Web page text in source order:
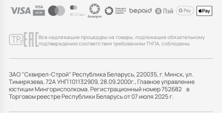
Все надлежащие процедуры на товары, подлежащие обязательному
подтверждению соответствия требованиям ТНПА, соблюдены
ЗАО "Сквирел-Строй" Республика Беларусь, 220035, г. Минск, ул.
Тимирязева, 72А УНП 101132909, 28.09.2000г., Главное управление
юстиции Мингорисполкома. Регистрационный номер 752682 в
Торговом реестре Республики Беларусь от 07 июля 2025 г.